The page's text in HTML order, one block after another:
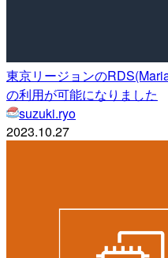
東京リージョンの
の利用が可能になりました
suzuki.ryo
2023.10.27